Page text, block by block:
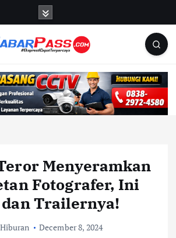
Menyeramkan
Fotografer, Ini
Trailernya!
Hiburan December 8, 2024